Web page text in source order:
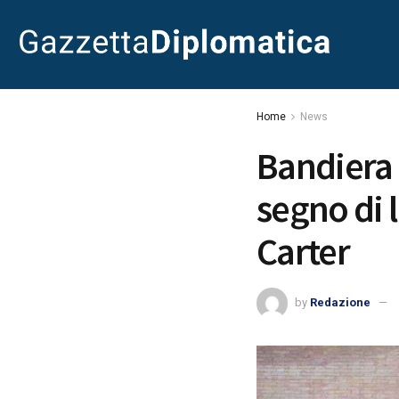
Home News
Bandiera
segno di
Carter
by Redazione